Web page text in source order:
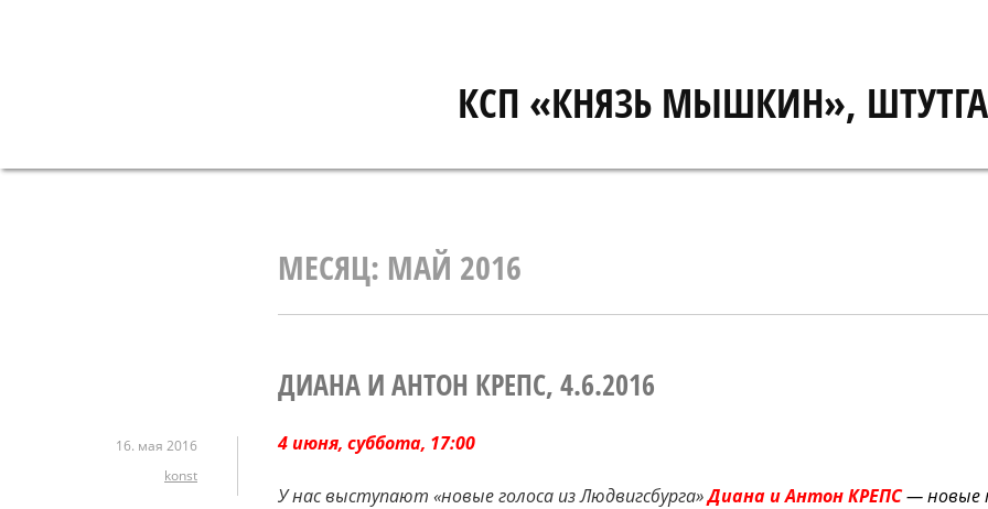
КСП «КНЯЗЬ МЫШКИН»,
МЕСЯЦ: МАЙ 2016
ДИАНА И АНТОН КРЕПС, 4.6.2016
16. мая 2016
konst
4 июня, суббота, 17:00
У нас выступают «новые голоса из Людвигсбурга»Диана и Антон КРЕПС—новые